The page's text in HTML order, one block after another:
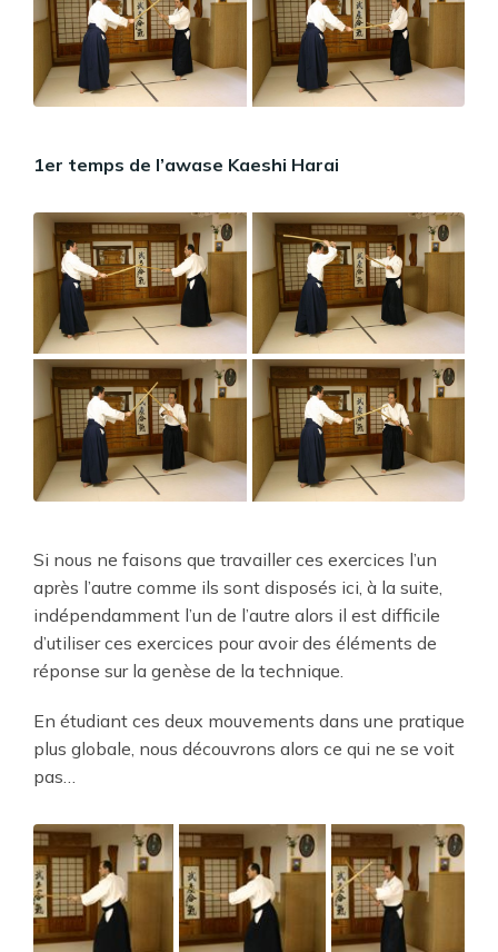
1er temps de l’awase Kaeshi Harai
Si nous ne faisons que travailler ces exercices l’un
après l’autre comme ils sont disposés ici, à la suite,
indépendamment l’un de l’autre alors il est difficile
d’utiliser ces exercices pour avoir des éléments de
réponse sur la genèse de la technique.
En étudiant ces deux mouvements dans une pratique
plus globale, nous découvrons alors ce qui ne se voit
pas…